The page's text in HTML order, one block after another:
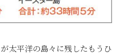
太平洋の島々に残したもうひ